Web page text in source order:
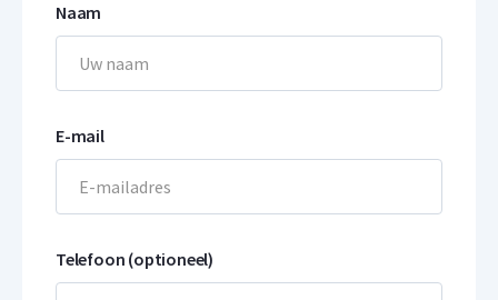
Naam
E-mail
Telefoon (optioneel)